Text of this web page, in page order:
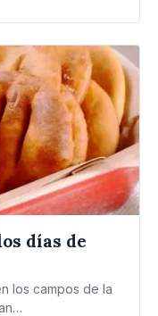
días de
los campos de la